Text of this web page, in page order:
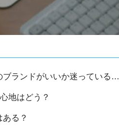
ブランドがいいか迷っている…
地はどう？
る？